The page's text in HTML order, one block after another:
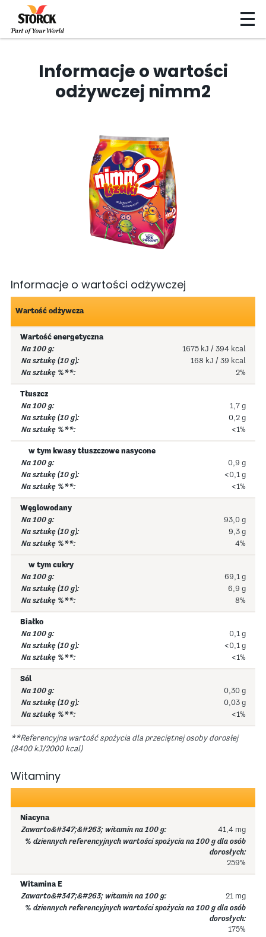
Informacje o wartości
odżywczej nimm2
Informacje o wartości odżywczej
Wartość odżywcza
Wartość energetyczna
1675 kJ / 394 kcal
168 kJ / 39 kcal
2%
Tłuszcz
1,7 g
0,2 g
<1%
w tym kwasy tłuszczowe nasycone
0,9 g
<0,1 g
<1%
Węglowodany
93,0 g
9,3 g
4%
w tym cukry
69,1 g
6,9 g
8%
Białko
0,1 g
<0,1 g
<1%
Sól
0,30 g
0,03 g
<1%
**Referencyjna wartość spożycia dla przeciętnej osoby dorosłej
(8400 kJ/2000 kcal)
Witaminy
Niacyna
41,4 mg
259%
Witamina E
21 mg
175%